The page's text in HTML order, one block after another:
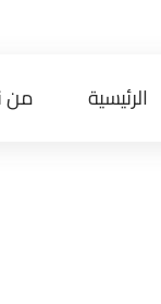
الرئيسية من